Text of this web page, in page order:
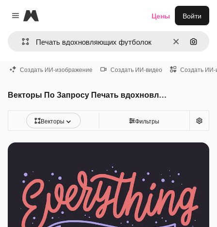
Close menu
Magnific
ОчиститьПоиск
Цены Войти
Создать ИИ-изображение Создать ИИ-видео Создать ИИ-
Векторы По Запросу Печать вдохновляющих футболок
Векторы Фильтры